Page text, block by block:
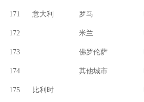
171 意大利 罗马
172 米兰
173 佛罗伦萨
174 其他城市
175 比利时